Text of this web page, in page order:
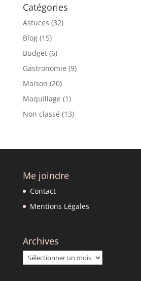
Catégories
Astuces (32)
Blog(15)
Budget(6)
Gastronomie (9)
Maison (20)
Maquillage (1)
Non classé (13)
Me joindre
Contact
Mentions Légales
Archives
Archives